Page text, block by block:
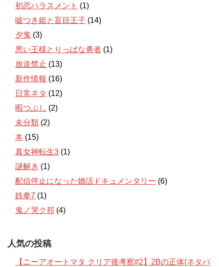
初恋ハラスメント (1)
嘘つき姫と盲目王子 (14)
夕鬼 (3)
悪い王様とりっぱな勇者 (1)
放送禁止 (13)
新作情報 (16)
日常ネタ (12)
暇つぶし (2)
未分類 (2)
本 (15)
真女神転生3 (1)
謎解き (1)
配信停止になった婚活ドキュメンタリー (6)
鉄拳7 (1)
鬼ノ哭ク邦 (4)
人気の投稿
【ニーアオートマタ クリア後考察#2】2Bの正体(ネタバ